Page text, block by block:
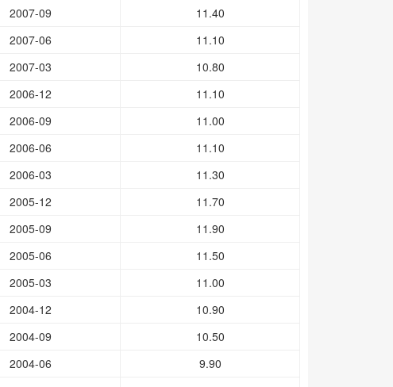
2007-09
11.40
2007-06
11.10
2007-03
10.80
2006-12
11.10
2006-09
11.00
2006-06
11.10
2006-03
11.30
2005-12
11.70
2005-09
11.90
2005-06
11.50
2005-03
11.00
2004-12
10.90
2004-09
10.50
2004-06
9.90